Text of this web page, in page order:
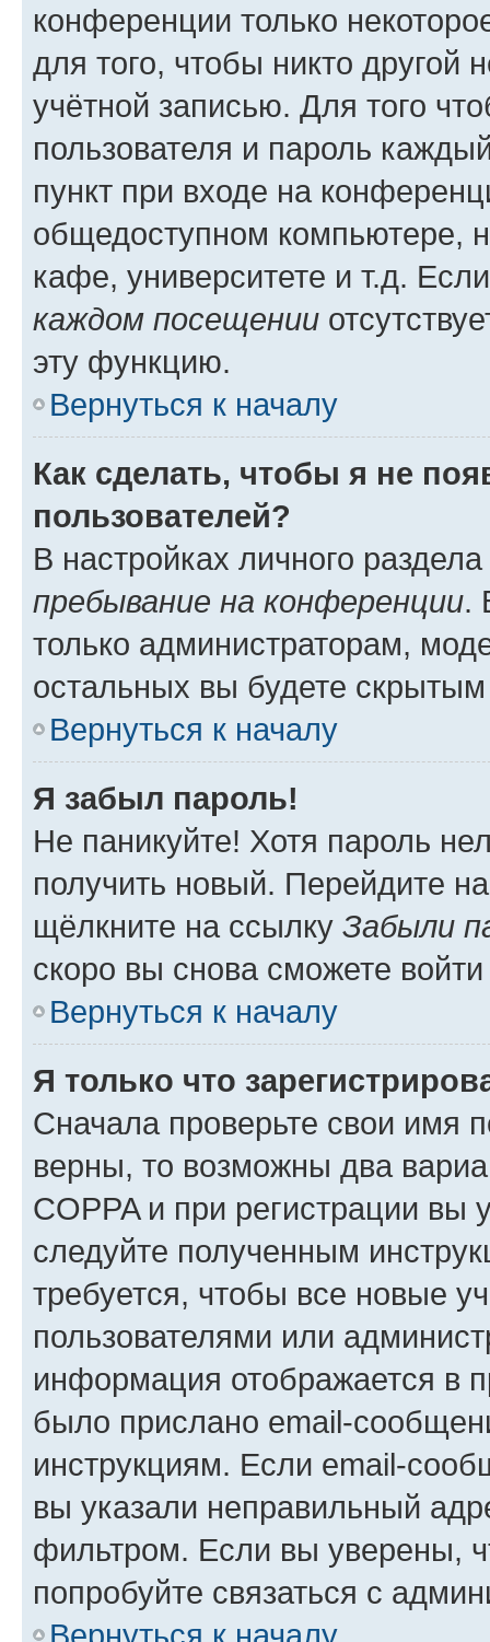
конференции только
для того, чтобы никто другой
учётной записью. Для того
пользователя и пароль
пункт при входе на
общедоступном компьютере,
кафе, университете и т.д.
каждом посещении
эту функцию.
Вернуться к началу
Как сделать, чтобы я не
пользователей?
В настройках личного
пребывание на конференции.
только администраторам,
остальных вы будете
Вернуться к началу
Я забыл пароль!
Не паникуйте! Хотя пароль
получить новый. Перейдите
щёлкните на ссылку Забыли
скоро вы снова сможете
Вернуться к началу
Я только что
Сначала проверьте свои имя
верны, то возможны два
COPPA и при регистрации вы
следуйте полученным
требуется, чтобы все новые
пользователями или
информация отображается в
было прислано email-
инструкциям. Если email-
вы указали неправильный
фильтром. Если вы уверены,
попробуйте связаться с
Вернуться к началу